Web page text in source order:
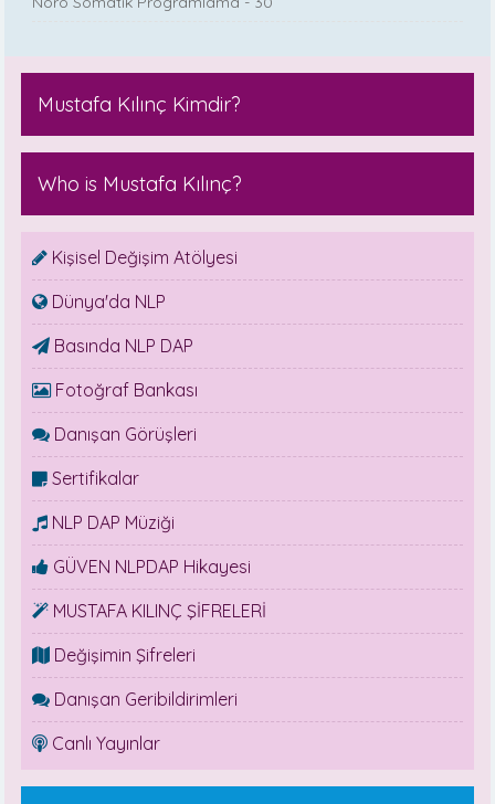
Mustafa Kılınç Kimdir?
Who is Mustafa Kılınç?
Kişisel Değişim Atölyesi
Dünya'da NLP
Basında NLP DAP
Fotoğraf Bankası
Danışan Görüşleri
Sertifikalar
NLP DAP Müziği
GÜVEN NLPDAP Hikayesi
MUSTAFA KILINÇ ŞİFRELERİ
Değişimin Şifreleri
Danışan Geribildirimleri
Canlı Yayınlar